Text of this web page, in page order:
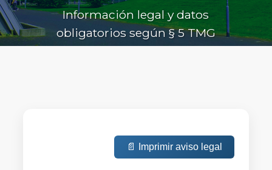
Información legal y datos
obligatorios según § 5 TMG
📄 Imprimir aviso legal